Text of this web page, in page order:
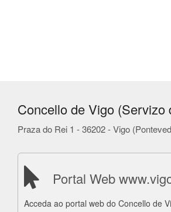
Concello de Vigo
Praza do Rei 1 - 36202 - Vigo
Portal Web
Acceda ao portal web do Concello de